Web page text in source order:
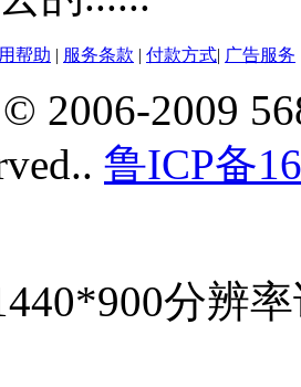
帮助 | 服务条款 | 付款方式| 广告服务
2006-2009
鲁ICP备
分辨